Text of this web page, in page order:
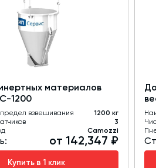
материалов
1200
взвешивания
1200 кг
3
Camozzi
от 142,347 ₽
Купить в 1 клик